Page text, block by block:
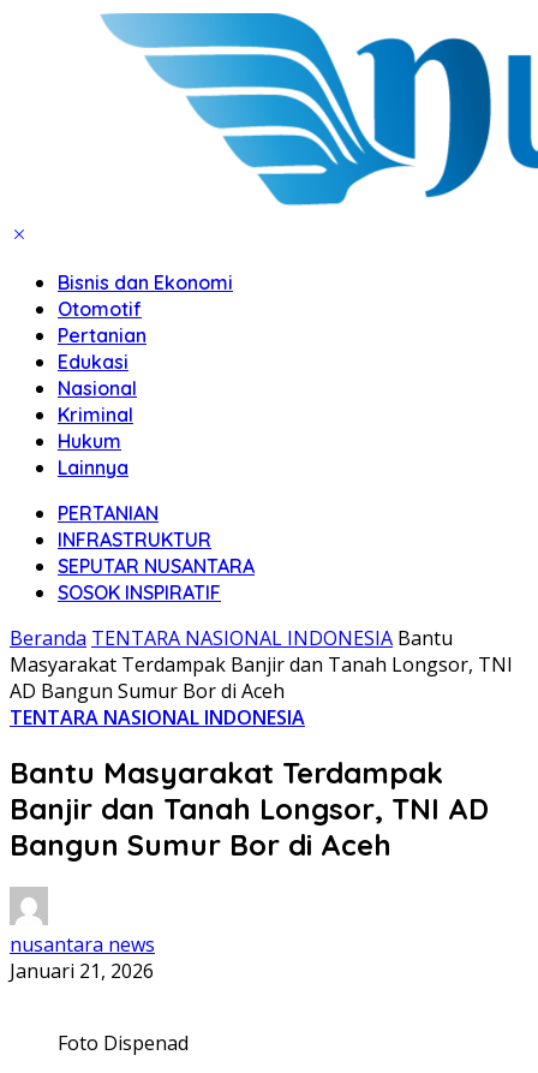
Bisnis dan Ekonomi
Otomotif
Pertanian
Edukasi
Nasional
Kriminal
Hukum
Lainnya
PERTANIAN
INFRASTRUKTUR
SEPUTAR NUSANTARA
SOSOK INSPIRATIF
Beranda TENTARA NASIONAL INDONESIA Bantu
Masyarakat Terdampak Banjir dan Tanah Longsor, TNI
AD Bangun Sumur Bor di Aceh
TENTARA NASIONAL INDONESIA
Bantu Masyarakat Terdampak
Banjir dan Tanah Longsor, TNI AD
Bangun Sumur Bor di Aceh
nusantara news
Januari 21, 2026
Foto Dispenad